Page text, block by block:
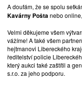
A doufám, že se spolu
Kavárny Poštanebo online,
Velmi děkujeme všem
vážíme! A také všem
hejtmanovi Libereckého
ředitelství policie
který aukci také zaštítil a
s.r.o. za jeho podporu.